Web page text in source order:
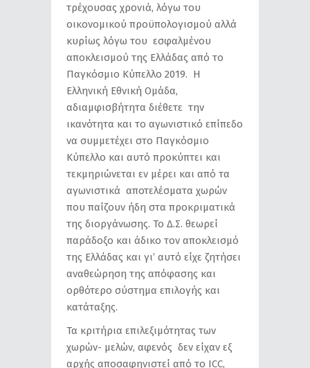
τρέχουσας χρονιά, λόγω του
οικονομικού προϋπολογισμού αλλά
κυρίως λόγω του εσφαλμένου
αποκλεισμού της Ελλάδας από το
Παγκόσμιο Κύπελλο 2019. Η
Ελληνική Εθνική Ομάδα,
αδιαμφισβήτητα διέθετε την
ικανότητα και το αγωνιστικό επίπεδο
να συμμετέχει στο Παγκόσμιο
Κύπελλο και αυτό προκύπτει και
τεκμηριώνεται εν μέρει και από τα
αγωνιστικά αποτελέσματα χωρών
που παίζουν ήδη στα προκριματικά
της διοργάνωσης. Το Δ.Σ. θεωρεί
παράδοξο και άδικο τον αποκλεισμό
της Ελλάδας και γι’ αυτό είχε ζητήσει
αναθεώρηση της απόφασης και
ορθότερο σύστημα επιλογής και
κατάταξης.
Τα κριτήρια επιλεξιμότητας των
χωρών- μελών, αφενός δεν είχαν εξ
αρχής αποσαφηνιστεί από το ICC,